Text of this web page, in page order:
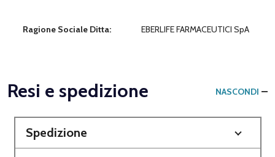
Ragione Sociale Ditta: EBERLIFE FARMACEUTICI SpA
Resi e spedizione NASCONDI
Spedizione